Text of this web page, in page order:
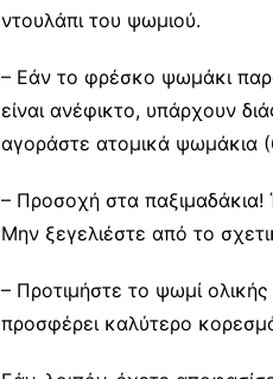
ντουλάπι του ψωμιού.
– Εάν το φρέσκο ψωμάκι
είναι ανέφικτο, υπάρχουν
αγοράστε ατομικά ψωμάκια
– Προσοχή στα παξιμαδάκια!
Μην ξεγελιέστε από το
– Προτιμήστε το ψωμί
προσφέρει καλύτερο